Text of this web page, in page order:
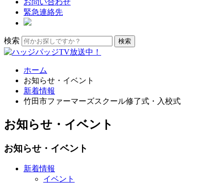
緊急連絡先
検索
ホーム
お知らせ・イベント
新着情報
竹田市ファーマーズスクール修了式・入校式
お知らせ・イベント
お知らせ・イベント
新着情報
イベント